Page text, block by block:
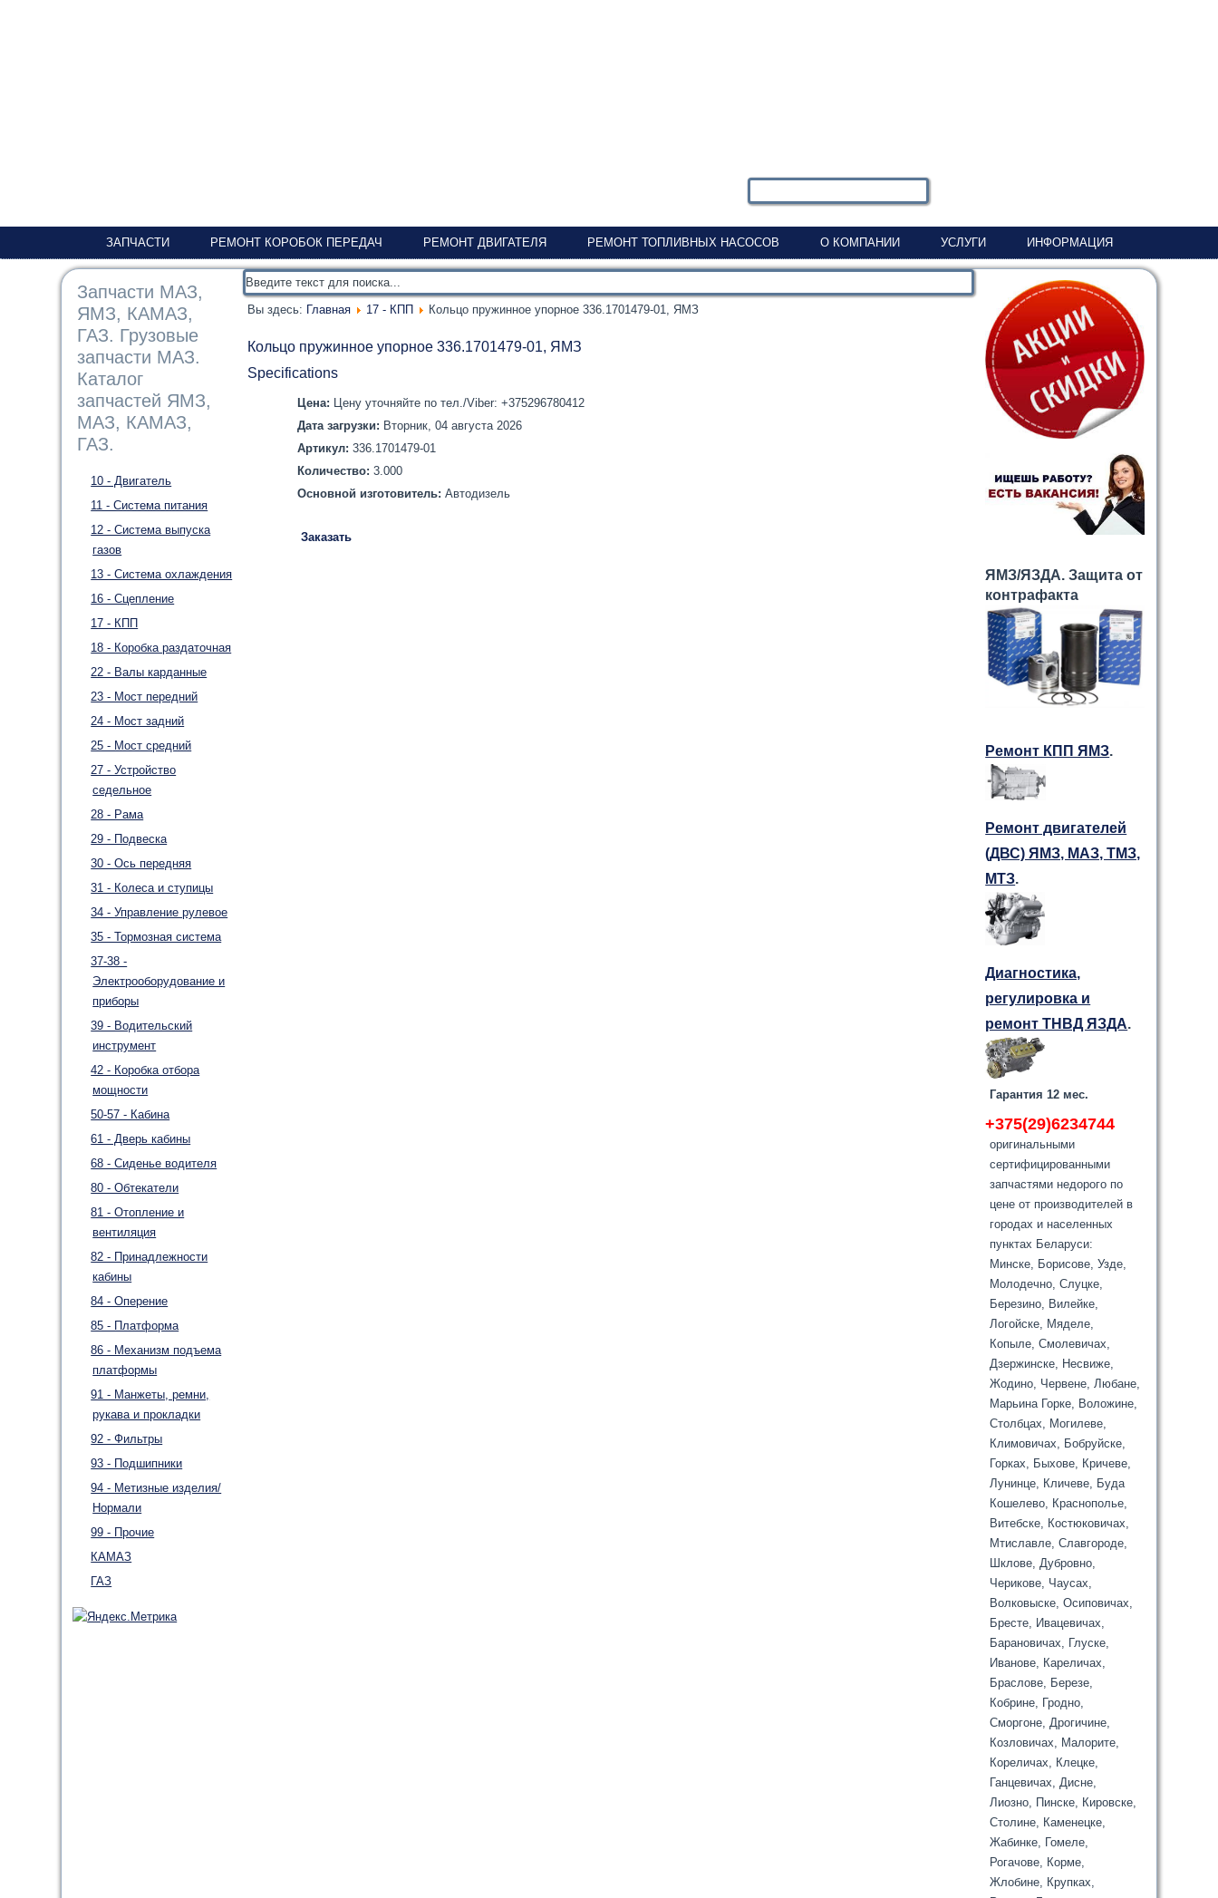
ЗАПЧАСТИ РЕМОНТ КОРОБОК ПЕРЕДАЧ РЕМОНТ ДВИГАТЕЛЯ РЕМОНТ ТОПЛИВНЫХ НАСОСОВ О КОМПАНИИ УСЛУГИ ИНФОРМАЦИЯ
Запчасти МАЗ,
ЯМЗ, КАМАЗ,
ГАЗ. Грузовые
запчасти МАЗ.
Каталог
запчастей ЯМЗ,
МАЗ, КАМАЗ,
ГАЗ.
10 - Двигатель
11 - Система питания
12 - Система выпуска
газов
13 - Система охлаждения
16 - Сцепление
17 - КПП
18 - Коробка раздаточная
22 - Валы карданные
23 - Мост передний
24 - Мост задний
25 - Мост средний
27 - Устройство
седельное
28 - Рама
29 - Подвеска
30 - Ось передняя
31 - Колеса и ступицы
34 - Управление рулевое
35 - Тормозная система
37-38 -
Электрооборудование и
приборы
39 - Водительский
инструмент
42 - Коробка отбора
мощности
50-57 - Кабина
61 - Дверь кабины
68 - Сиденье водителя
80 - Обтекатели
81 - Отопление и
вентиляция
82 - Принадлежности
кабины
84 - Оперение
85 - Платформа
86 - Механизм подъема
платформы
91 - Манжеты, ремни,
рукава и прокладки
92 - Фильтры
93 - Подшипники
94 - Метизные изделия/
Нормали
99 - Прочие
КАМАЗ
ГАЗ
Вы здесь: Главная 17 - КПП Кольцо пружинное упорное 336.1701479-01, ЯМЗ
Кольцо пружинное упорное 336.1701479-01, ЯМЗ
Specifications
Цена: Цену уточняйте по тел./Viber: +375296780412
Дата загрузки: Вторник, 04 августа 2026
Артикул:336.1701479-01
Количество:3.000
Основной изготовитель:Автодизель
Заказать
ЯМЗ/ЯЗДА. Защита от
контрафакта
Ремонт КПП ЯМЗ.
Ремонт двигателей
(ДВС) ЯМЗ, МАЗ, ТМЗ,
МТЗ.
Диагностика,
регулировка и
ремонт ТНВД ЯЗДА.
Гарантия 12 мес.
+375(29)6234744
оригинальными
сертифицированными
запчастями недорого по
цене от производителей в
городах и населенных
пунктах Беларуси:
Минске, Борисове, Узде,
Молодечно, Слуцке,
Березино, Вилейке,
Логойске, Мяделе,
Копыле, Смолевичах,
Дзержинске, Несвиже,
Жодино, Червене, Любане,
Марьина Горке, Воложине,
Столбцах, Могилеве,
Климовичах, Бобруйске,
Горках, Быхове, Кричеве,
Лунинце, Кличеве, Буда
Кошелево, Краснополье,
Витебске, Костюковичах,
Мтиславле, Славгороде,
Шклове, Дубровно,
Черикове, Чаусах,
Волковыске, Осиповичах,
Бресте, Ивацевичах,
Барановичах, Глуске,
Иванове, Кареличах,
Браслове, Березе,
Кобрине, Гродно,
Сморгоне, Дрогичине,
Козловичах, Малорите,
Кореличах, Клецке,
Ганцевичах, Дисне,
Лиозно, Пинске, Кировске,
Столине, Каменецке,
Жабинке, Гомеле,
Рогачове, Корме,
Жлобине, Крупках,